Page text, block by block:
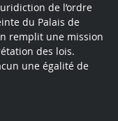
de l’ordre
du Palais de
remplit une mission
des lois.
une égalité de